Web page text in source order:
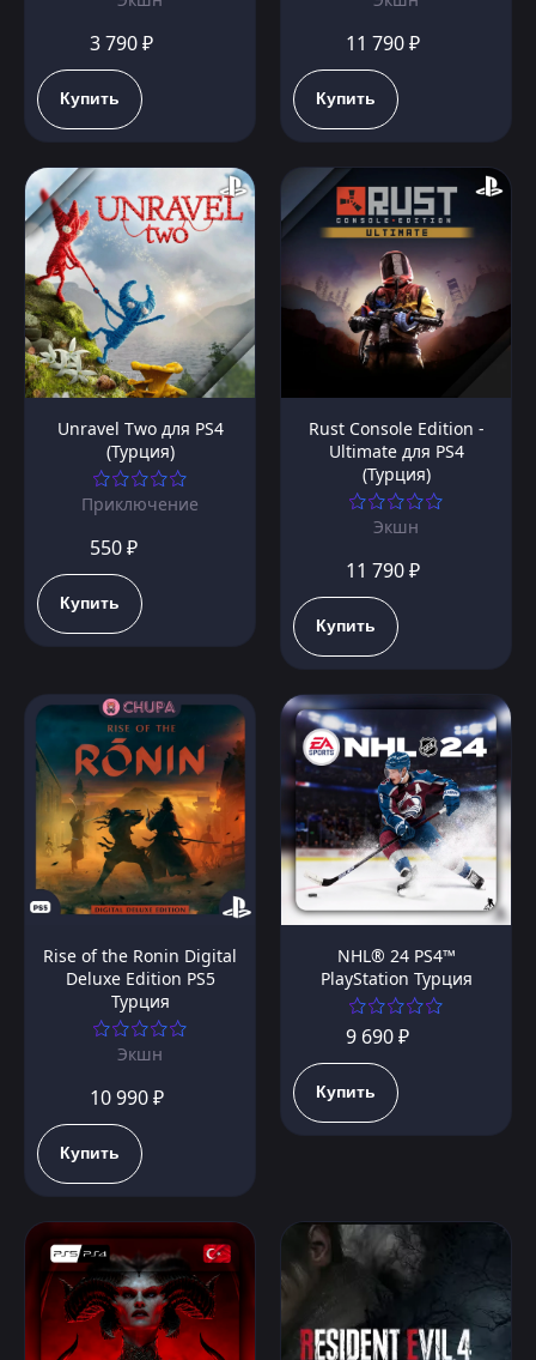
3 790 ₽
Купить
11 790 ₽
Купить
Unravel Two для PS4
(Турция)
Приключение
550 ₽
Купить
Rust Console Edition -
Ultimate для PS4
(Турция)
Экшн
11 790 ₽
Купить
Rise of the Ronin Digital
Deluxe Edition PS5
Турция
Экшн
10 990 ₽
Купить
NHL® 24 PS4™
PlayStation Турция
9 690 ₽
Купить